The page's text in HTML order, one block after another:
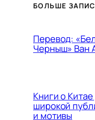
БОЛЬШЕ
Перевод:
Черныш» Ван
Книги о Китае
широкой
и мотивы